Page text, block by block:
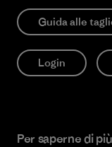
Guida alle
Login
Per saperne di più